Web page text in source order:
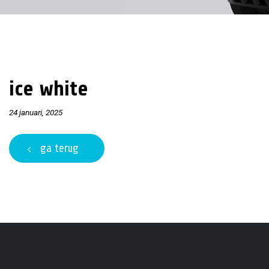
ice white
24 januari, 2025
ga terug